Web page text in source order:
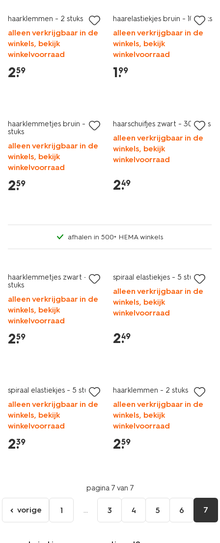
haarklemmen - 2 stuks
alleen verkrijgbaar in de
winkels, bekijk
winkelvoorraad
2.
59
haarelastiekjes bruin - 10 stuks
alleen verkrijgbaar in de
winkels, bekijk
winkelvoorraad
1.
99
haarklemmetjes bruin - 9
stuks
alleen verkrijgbaar in de
winkels, bekijk
winkelvoorraad
2.
59
haarschuifjes zwart - 30 stuks
alleen verkrijgbaar in de
winkels, bekijk
winkelvoorraad
2.
49
afhalen in 500+ HEMA winkels
haarklemmetjes zwart - 9
stuks
alleen verkrijgbaar in de
winkels, bekijk
winkelvoorraad
2.
59
spiraal elastiekjes - 5 stuks
alleen verkrijgbaar in de
winkels, bekijk
winkelvoorraad
2.
49
spiraal elastiekjes - 5 stuks
alleen verkrijgbaar in de
winkels, bekijk
winkelvoorraad
2.
39
haarklemmen - 2 stuks
alleen verkrijgbaar in de
winkels, bekijk
winkelvoorraad
2.
59
pagina 7 van 7
ga
naar
vorige 1 ... 3 4 5 6 7